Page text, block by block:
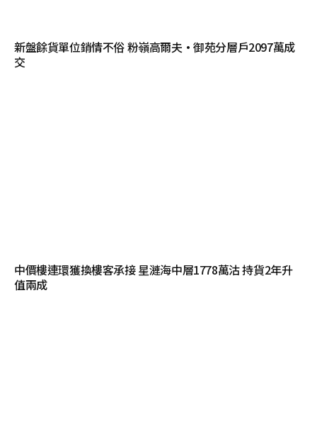
新盤餘貨單位銷情不俗 粉嶺高爾夫·御苑分層戶2097萬成
交
中價樓連環獲換樓客承接 星漣海中層1778萬沽 持貨2年升
值兩成